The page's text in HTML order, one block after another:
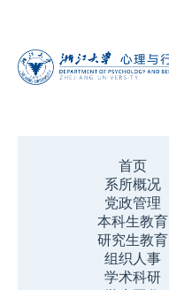
首页
系所概况
党政管理
本科生教育
研究生教育
组织人事
学术科研